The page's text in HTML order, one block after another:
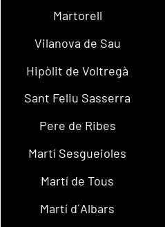
Martorell
Vilanova de Sau
Hipòlit de Voltregà
Sant Feliu Sasserra
Pere de Ribes
Martí Sesgueioles
Martí de Tous
Martí d´Albars